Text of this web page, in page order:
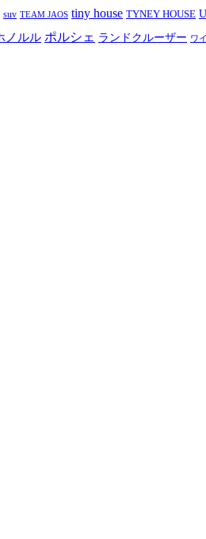
suv TEAM JAOS tiny house TYNEY HOUSE
ノルル ポルシェ ランドクルーザー ワ